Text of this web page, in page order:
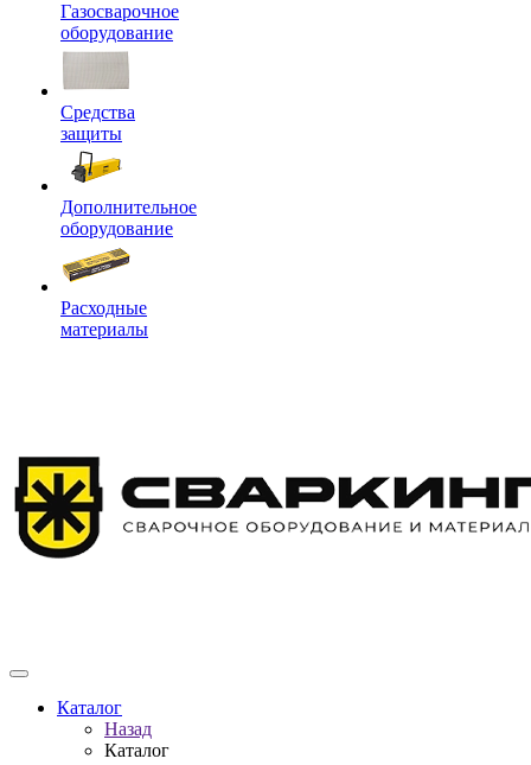
Газосварочное
оборудование
Средства
защиты
Дополнительное
оборудование
Расходные
материалы
Каталог
Назад
Каталог